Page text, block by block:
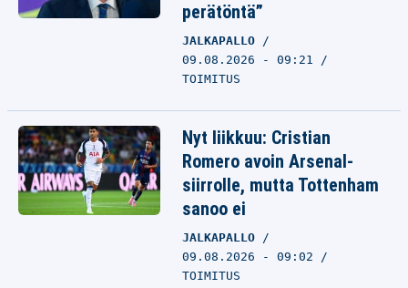
perätöntä”
JALKAPALLO
09.08.2026 - 09:21
TOIMITUS
Nyt liikkuu: Cristian
Romero avoin Arsenal-
siirrolle, mutta Tottenham
sanoo ei
JALKAPALLO
09.08.2026 - 09:02
TOIMITUS